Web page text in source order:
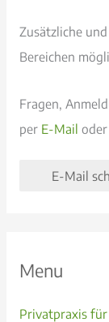
Zusätzliche
Bereichen
Fragen,
per E-Mail oder
E-Mail
Menu
Privatpraxis